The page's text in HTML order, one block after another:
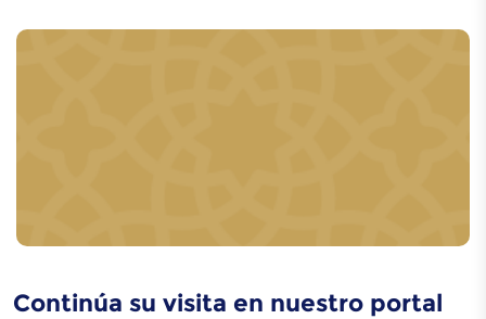
Continúa su visita en nuestro portal